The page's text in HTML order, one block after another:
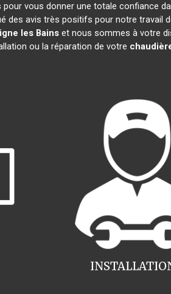
vous donner une totale confiance
des avis très positifs pour notre travail
les Bains et nous sommes à votre
ou la réparation de votre